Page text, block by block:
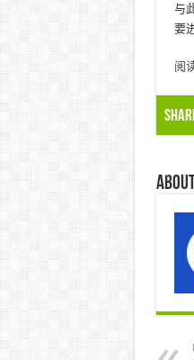
与
要
阅